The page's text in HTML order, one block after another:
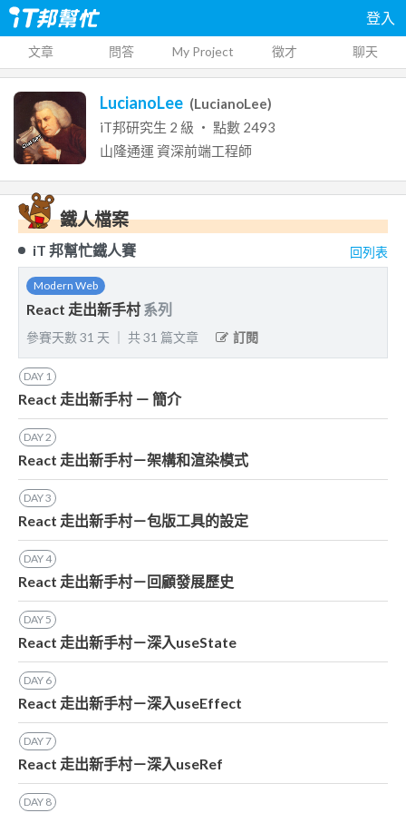
登入
文章 問答 My Project 徵才 聊天
LucianoLee (LucianoLee)
iT邦研究生 2 級 ‧ 點數 2493
山隆通運 資深前端工程師
鐵人檔案
iT 邦幫忙鐵人賽 回列表
Modern Web
React 走出新手村 系列
參賽天數31 天 共31 篇文章 訂閱
DAY 1
React 走出新手村 － 簡介
DAY2
React 走出新手村－架構和渲染模式
DAY3
React 走出新手村－包版工具的設定
DAY4
React 走出新手村－回顧發展歷史
DAY5
React 走出新手村－深入useState
DAY 6
React 走出新手村－深入useEffect
DAY7
React 走出新手村－深入useRef
DAY 8